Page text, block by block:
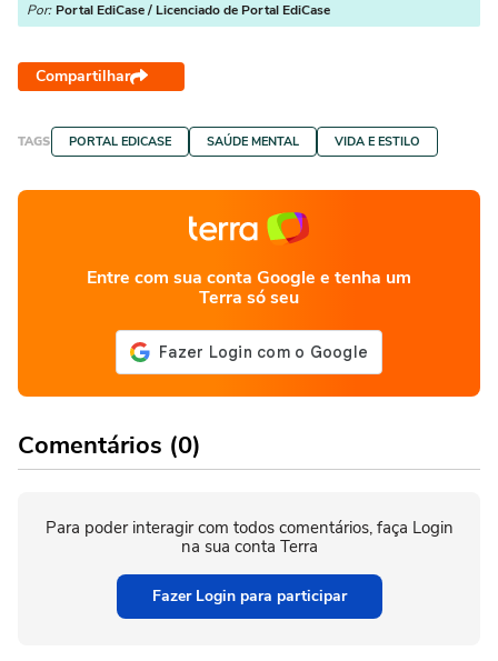
Por: Portal EdiCase / Licenciado de Portal EdiCase
Compartilhar
TAGS PORTAL EDICASE SAÚDE MENTAL VIDA E ESTILO
Entre com sua conta Google e tenha um
Terra só seu
Comentários (0)
Para poder interagir com todos comentários, faça Login
na sua conta Terra
Fazer Login para participar